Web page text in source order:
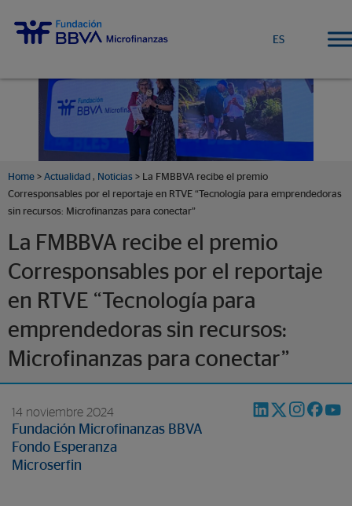
ES
Home > Actualidad , Noticias > La FMBBVA recibe el premio
Corresponsables por el reportaje en RTVE “Tecnología para emprendedoras
sin recursos: Microfinanzas para conectar”
La FMBBVA recibe el premio
Corresponsables por el reportaje
en RTVE “Tecnología para
emprendedoras sin recursos:
Microfinanzas para conectar”
14 noviembre 2024
Fundación Microfinanzas BBVA
Fondo Esperanza
Microserfin